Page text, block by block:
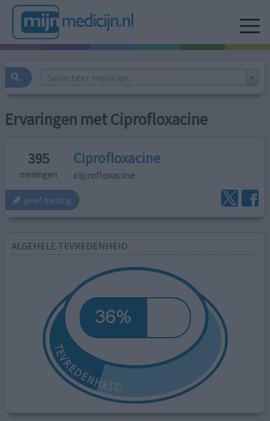
Selecteer medicijn...
Ervaringen met Ciprofloxacine
395
meningen
Ciprofloxacine
ciprofloxacine
geef mening
ALGEHELE TEVREDENHEID